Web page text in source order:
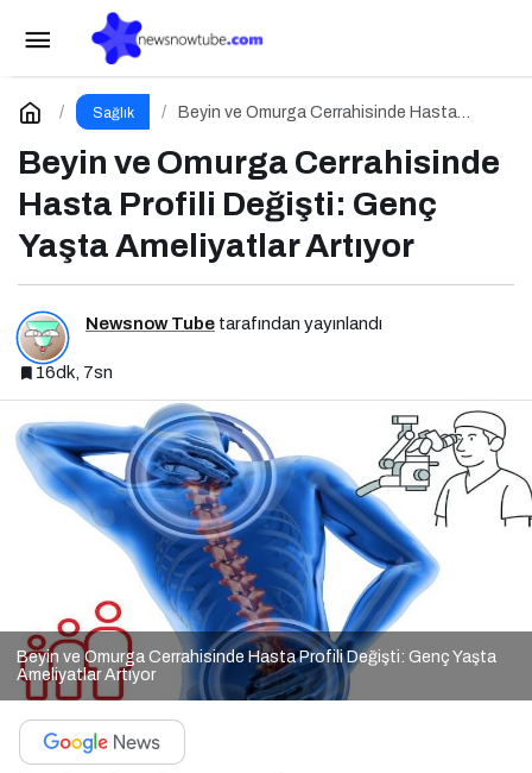
Sağlık
Beyin ve Omurga Cerrahisinde Hasta
Beyin ve Omurga Cerrahisinde
Hasta Profili Değişti: Genç
Yaşta Ameliyatlar Artıyor
Newsnow Tube tarafından yayınlandı
16dk, 7sn
Beyin ve Omurga Cerrahisinde Hasta Profili Değişti: Genç Yaşta
Ameliyatlar Artıyor
Besin Sinerjisi: Doğru Kombinasyonlarla
Besinlerin Gücünü Artırın
Yorum Yap